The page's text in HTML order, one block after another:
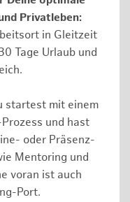
Privatleben:
in Gleitzeit
Tage Urlaub und
startest mit einem
und hast
oder Präsenz-
Mentoring und
voran ist auch
Port.